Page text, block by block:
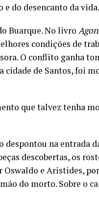
do desencanto da vida.
Buarque. No livro
condições de
O conflito ganha
cidade de Santos, foi
que talvez tenha
despontou na entrada
descobertas, os
Oswaldo e Aristides,
do morto. Sobre o